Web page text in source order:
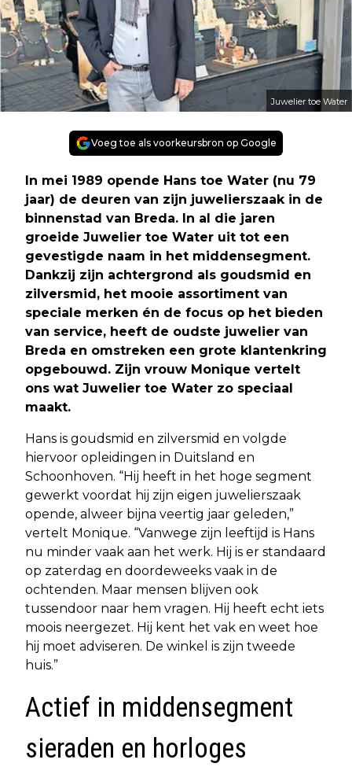
Juwelier toe Water
Voeg toe als voorkeursbron op Google
In mei 1989 opende Hans toe Water (nu 79
jaar) de deuren van zijn juwelierszaak in de
binnenstad van Breda. In al die jaren
groeide Juwelier toe Water uit tot een
gevestigde naam in het middensegment.
Dankzij zijn achtergrond als goudsmid en
zilversmid, het mooie assortiment van
speciale merken én de focus op het bieden
van service, heeft de oudste juwelier van
Breda en omstreken een grote klantenkring
opgebouwd. Zijn vrouw Monique vertelt
ons wat Juwelier toe Water zo speciaal
maakt.
Hans is goudsmid en zilversmid en volgde
hiervoor opleidingen in Duitsland en
Schoonhoven. “Hij heeft in het hoge segment
gewerkt voordat hij zijn eigen juwelierszaak
opende, alweer bijna veertig jaar geleden,”
vertelt Monique. “Vanwege zijn leeftijd is Hans
nu minder vaak aan het werk. Hij is er standaard
op zaterdag en doordeweeks vaak in de
ochtenden. Maar mensen blijven ook
tussendoor naar hem vragen. Hij heeft echt iets
moois neergezet. Hij kent het vak en weet hoe
hij moet adviseren. De winkel is zijn tweede
huis.”
Actief in middensegment
sieraden en horloges